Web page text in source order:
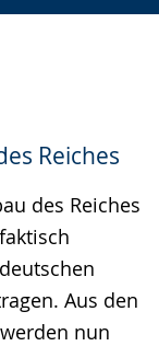
Reiches
des Reiches
Aus den
nun